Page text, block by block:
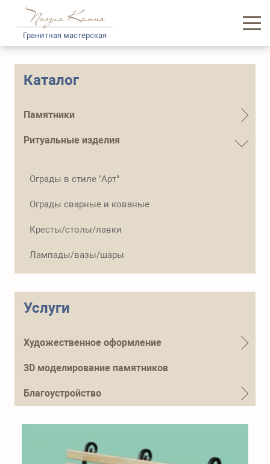
Гранитная мастерская
Каталог
Памятники
Ритуальные изделия
Ограды в стиле "Арт"
Ограды сварные и кованые
Кресты/столы/лавки
Лампады/вазы/шары
Услуги
Художественное оформление
3D моделирование памятников
Благоустройство